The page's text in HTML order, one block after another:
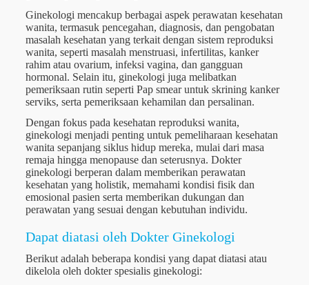
Ginekologi mencakup berbagai aspek perawatan kesehatan
wanita, termasuk pencegahan, diagnosis, dan pengobatan
masalah kesehatan yang terkait dengan sistem reproduksi
wanita, seperti masalah menstruasi, infertilitas, kanker
rahim atau ovarium, infeksi vagina, dan gangguan
hormonal. Selain itu, ginekologi juga melibatkan
pemeriksaan rutin seperti Pap smear untuk skrining kanker
serviks, serta pemeriksaan kehamilan dan persalinan.
Dengan fokus pada kesehatan reproduksi wanita,
ginekologi menjadi penting untuk pemeliharaan kesehatan
wanita sepanjang siklus hidup mereka, mulai dari masa
remaja hingga menopause dan seterusnya. Dokter
ginekologi berperan dalam memberikan perawatan
kesehatan yang holistik, memahami kondisi fisik dan
emosional pasien serta memberikan dukungan dan
perawatan yang sesuai dengan kebutuhan individu.
Dapat diatasi oleh Dokter Ginekologi
Berikut adalah beberapa kondisi yang dapat diatasi atau
dikelola oleh dokter spesialis ginekologi: